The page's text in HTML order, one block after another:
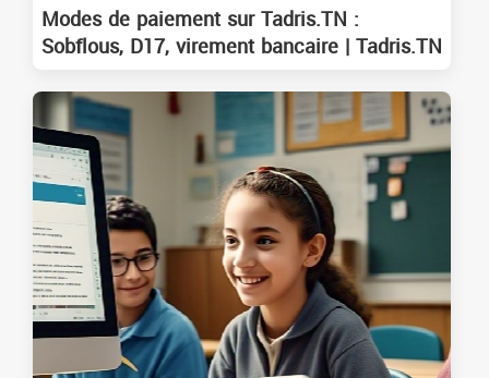
Modes de paiement sur Tadris.TN :
Sobflous, D17, virement bancaire | Tadris.TN